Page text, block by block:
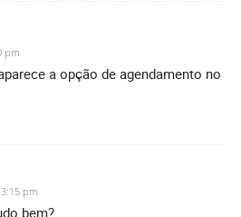
pm
a opção de agendamento no
pm
bem?